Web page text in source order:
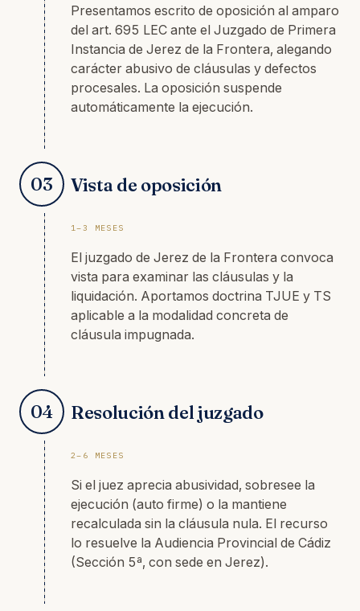
Presentamos escrito de oposición al amparo
del art. 695 LEC ante el Juzgado de Primera
Instancia de Jerez de la Frontera, alegando
carácter abusivo de cláusulas y defectos
procesales. La oposición suspende
automáticamente la ejecución.
03 Vista de oposición
1–3 MESES
El juzgado de Jerez de la Frontera convoca
vista para examinar las cláusulas y la
liquidación. Aportamos doctrina TJUE y TS
aplicable a la modalidad concreta de
cláusula impugnada.
04 Resolución del juzgado
2–6 MESES
Si el juez aprecia abusividad, sobresee la
ejecución (auto firme) o la mantiene
recalculada sin la cláusula nula. El recurso
lo resuelve la Audiencia Provincial de Cádiz
(Sección 5ª, con sede en Jerez).